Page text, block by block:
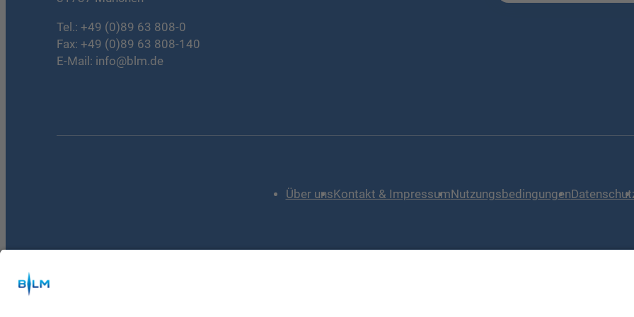
Tel.: +49 (0)89 63 808-0
Fax: +49 (0)89 63 808-140
E-Mail: info@blm.de
Über unsKontakt & ImpressumNutzungsbedingungen